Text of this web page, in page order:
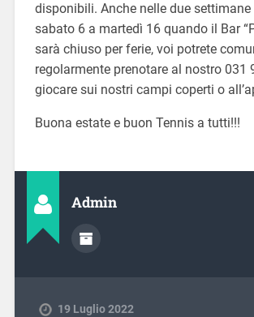
disponibili. Anche nelle due
sabato 6 a martedì 16 quando il Bar
sarà chiuso per ferie, voi potrete
regolarmente prenotare al nostro 031
giocare sui nostri campi coperti o
Buona estate e buon Tennis a tutti!!!
Admin
19 Luglio 2022